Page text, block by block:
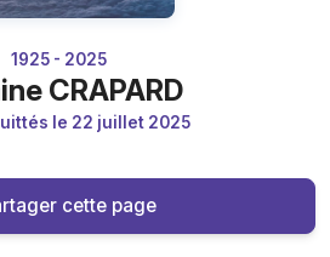
1925 - 2025
CRAPARD
le 22 juillet 2025
cette page